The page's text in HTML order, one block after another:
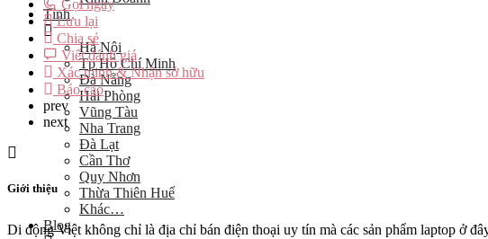
Tỉnh
Hà Nội
Tp Hồ Chí Minh
Đà Nẵng
Hải Phòng
Vũng Tàu
Nha Trang
Đà Lạt
Cần Thơ
Quy Nhơn
Thừa Thiên Huế
Khác…
Blog
Gọi ngay
Lưu lại
Chia sẻ
Viết đánh giá
Xác minh & Nhận sở hữu
Báo cáo
prev
next
Giới thiệu
Di động Việt không chỉ là địa chỉ bán điện thoại uy tín mà các sản phẩm laptop ở